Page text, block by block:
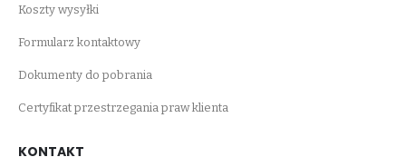
Koszty wysyłki
Formularz kontaktowy
Dokumenty do pobrania
Certyfikat przestrzegania praw klienta
KONTAKT